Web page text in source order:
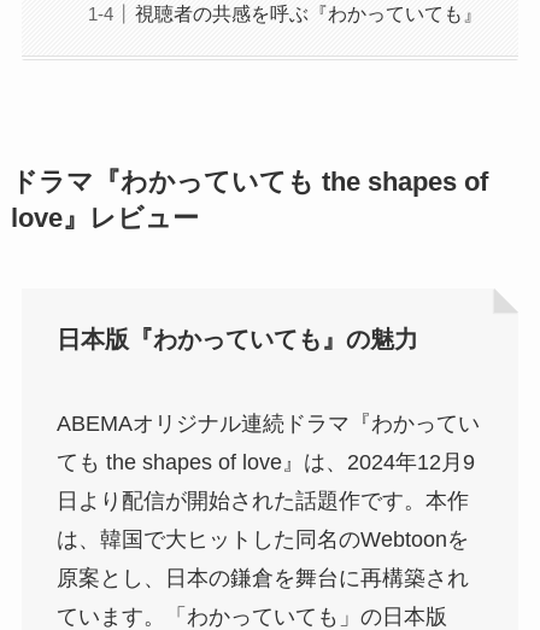
視聴者の共感を呼ぶ『わかっていても』
ドラマ『わかっていても the shapes of
love』レビュー
日本版『わかっていても』の魅力
ABEMAオリジナル連続ドラマ『わかってい
ても the shapes of love』は、2024年12月9
日より配信が開始された話題作です。本作
は、韓国で大ヒットした同名のWebtoonを
原案とし、日本の鎌倉を舞台に再構築され
ています。「わかっていても」の日本版